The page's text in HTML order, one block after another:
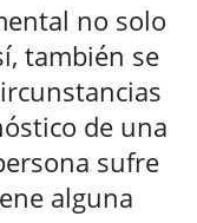
no solo
también se
de una
sufre
alguna